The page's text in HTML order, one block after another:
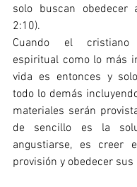
solo buscan obedecer
2:10).
Cuando el
espiritual como lo más
vida es entonces y
todo lo demás
materiales serán
de sencillo es la
angustiarse, es creer
provisión y obedecer sus